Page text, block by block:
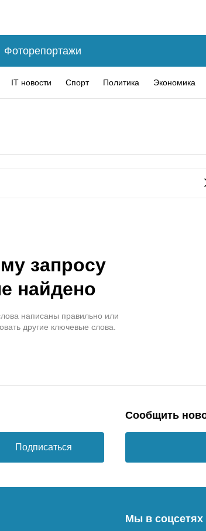
Фоторепортажи
IT новости Спорт Политика Экономика
запросу
найдено
написаны правильно или
другие ключевые слова.
Подписаться
Сообщить
Мы в соцсетях